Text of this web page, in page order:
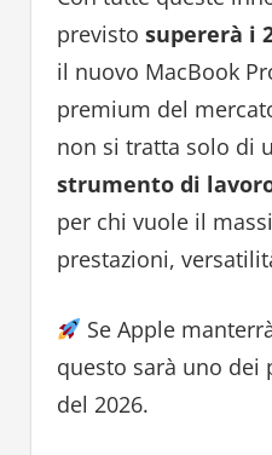
previsto supererà i
il nuovo MacBook
premium del
non si tratta solo di
strumento di
per chi vuole il
prestazioni,
Se Apple
questo sarà uno
del 2026.